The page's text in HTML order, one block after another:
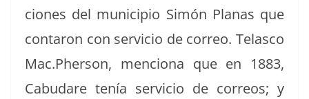
ciones del munici­pio Simón Planas que
con­taron con ser­vi­cio de correo. Telas­co
Mac.Pherson, men­ciona que en 1883,
Cabu­dare tenía ser­vi­cio de corre­os; y